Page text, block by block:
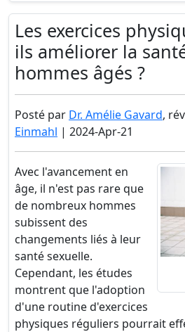
Les exercices
ils améliorer la
hommes âgés ?
Posté par Dr. Amélie Gavard,
Einmahl | 2024-Apr-21
Avec l'avancement en
âge, il n'est pas rare que
de nombreux hommes
subissent des
changements liés à leur
santé sexuelle.
Cependant, les études
montrent que l'adoption
d'une routine d'exercices
physiques réguliers pourrait